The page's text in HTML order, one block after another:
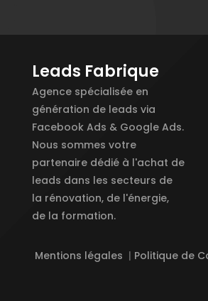
Leads Fabrique
Agence spécialisée en
génération de leads via
Facebook Ads & Google Ads.
Nous sommes votre
partenaire dédié à l'achat de
leads dans les secteurs de
la rénovation, de l'énergie,
de la formation.
Mentions légales | Politique de